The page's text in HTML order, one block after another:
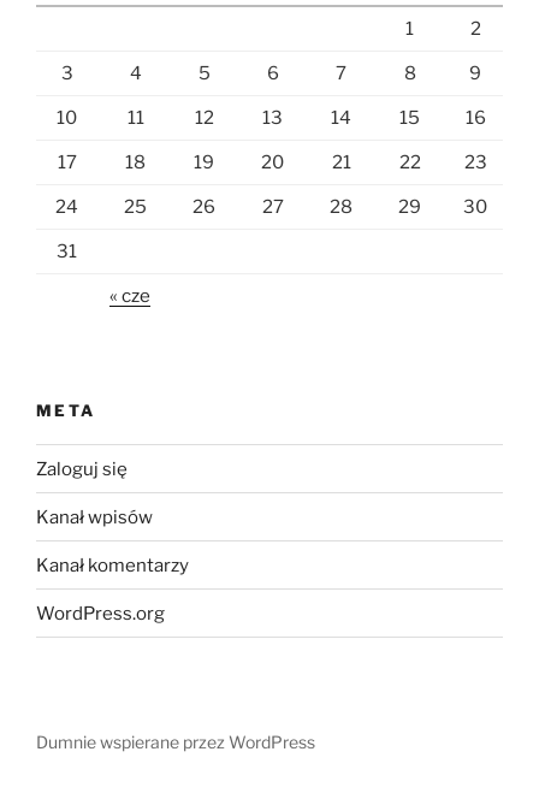
1 2
3 4 5 6 7 8 9
10 11 12 13 14 15 16
17 18 19 20 21 22 23
24 25 26 27 28 29 30
31
« cze
META
Zaloguj się
Kanał wpisów
Kanał komentarzy
WordPress.org
Dumnie wspierane przez WordPress